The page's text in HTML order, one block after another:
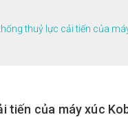
thuỷ lực cải tiến của
tiến của máy xúc